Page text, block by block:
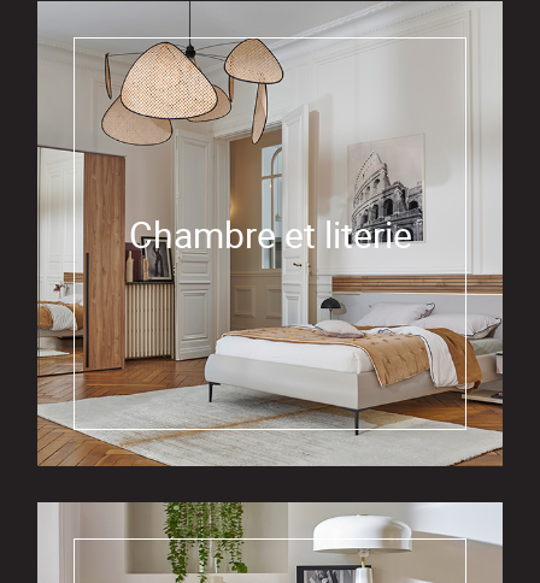
Chambre et literie